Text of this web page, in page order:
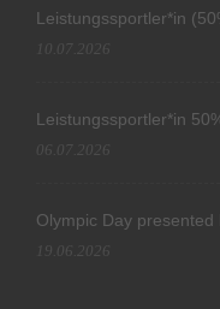
Leistungssportler*in
10.07.2026
Leistungssportler*in
06.07.2026
Olympic Day
19.06.2026